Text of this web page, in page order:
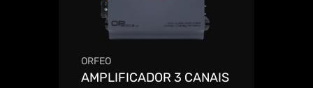
ORFEO
AMPLIFICADOR 3 CANAIS